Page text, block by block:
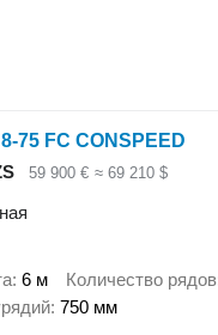
75 FC CONSPEED
59 900 € ≈ 69 210 $
6 м Количество рядов
750 мм